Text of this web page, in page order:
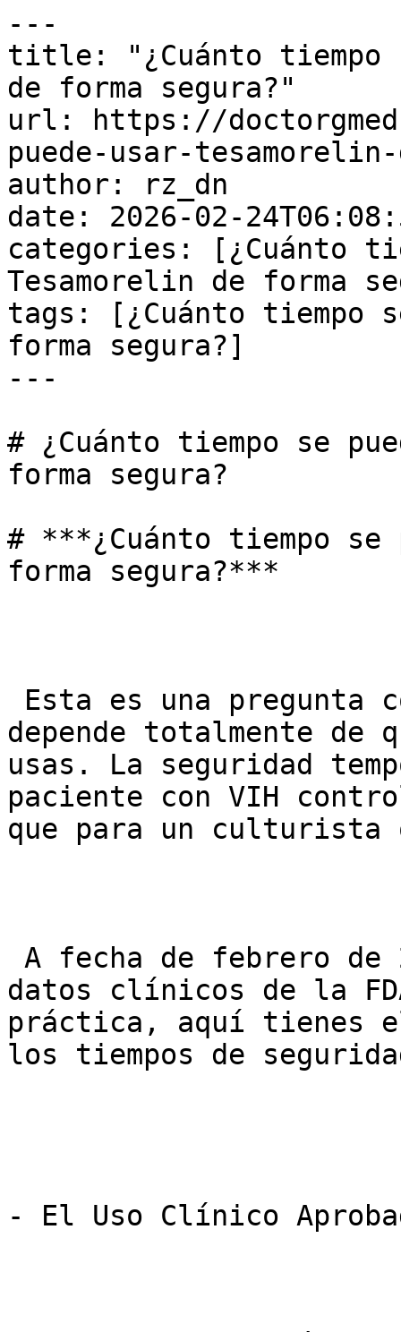
---
title: "¿Cuánto tiempo
de forma segura?"
url: https://
puede-usar-
author: rz_dn
date: 2026-02-
categories: [¿Cuánto
Tesamorelin de forma
tags: [¿Cuánto tiempo
forma segura?]
---
# ¿Cuánto tiempo se
forma segura?
# ***¿Cuánto tiempo se
forma segura?***
depende totalmente de
usas. La seguridad
paciente con VIH
que para un culturista
datos clínicos de la
práctica, aquí tienes
los tiempos de
- El Uso Clínico